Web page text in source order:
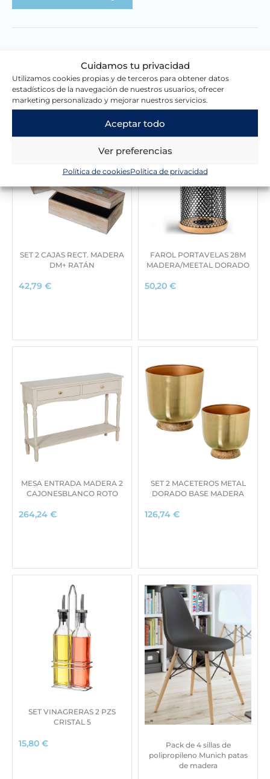
Cuidamos tu privacidad
Utilizamos cookies propias y de terceros para obtener datos
estadísticos de la navegación de nuestros usuarios, ofrecer
marketing personalizado y mejorar nuestros servicios.
Aceptar todo
Ver preferencias
Política de cookiesPolítica de privacidad
Novedades en la tienda
SET 2 CAJAS RECT. MADERA
DM+ RATÁN
42,79 €
FAROL PORTAVELAS 28M
MADERA/MEETAL DORADO
50,20 €
MESA ENTRADA MADERA 2
CAJONESBLANCO ROTO
264,24 €
SET 2 MACETEROS METAL
DORADO BASE MADERA
126,74 €
SET VINAGRERAS 2 PZS
CRISTAL 5
15,80 €
Pack de 4 sillas de
polipropileno Munich patas
de madera